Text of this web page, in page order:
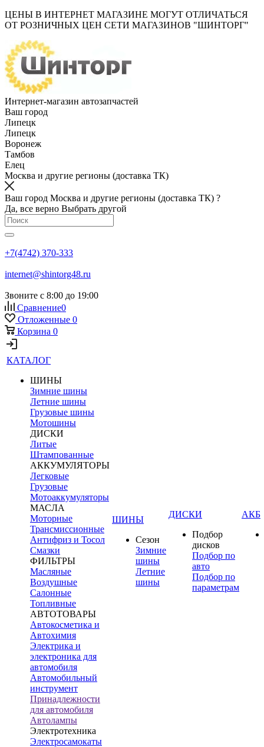
ЦЕНЫ В ИНТЕРНЕТ МАГАЗИНЕ МОГУТ ОТЛИЧАТЬСЯ
ОТ РОЗНИЧНЫХ ЦЕН СЕТИ МАГАЗИНОВ "ШИНТОРГ"
Интернет-магазин автозапчастей
Ваш город
Липецк
Липецк
Воронеж
Тамбов
Елец
Москва и другие регионы (доставка ТК)
Ваш город Москва и другие регионы (доставка ТК) ?
Да, все верно Выбрать другой
+7(4742) 370-333
internet@shintorg48.ru
Звоните с 8:00 до 19:00
Сравнение0
Отложенные 0
Корзина 0
КАТАЛОГ
ШИНЫ
Зимние шины
Летние шины
Грузовые шины
Мотошины
ДИСКИ
Литые
Штампованные
АККУМУЛЯТОРЫ
Легковые
Грузовые
Мотоаккумуляторы
МАСЛА
Моторные
Трансмиссионные
Антифриз и Тосол
Смазки
ФИЛЬТРЫ
Масляные
Воздушные
Салонные
Топливные
АВТОТОВАРЫ
Автокосметика и
Автохимия
Электрика и
электроника для
автомобиля
Автомобильный
инструмент
Принадлежности
для автомобиля
Автолампы
Электротехника
Электросамокаты
ШИНЫ
Сезон
Зимние
шины
Летние
шины
ДИСКИ
Подбор
дисков
Подбор по
авто
Подбор по
параметрам
АКБ